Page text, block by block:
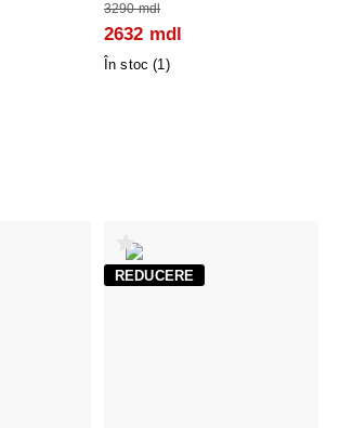
3290 mdl
2632 mdl
În stoc (1)
REDUCERE